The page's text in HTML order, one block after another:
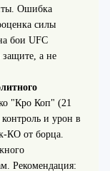
Ошибка
силы
бои UFC
а не
"Кро Коп" (21
и урон в
КО от борца.
Рекомендация: